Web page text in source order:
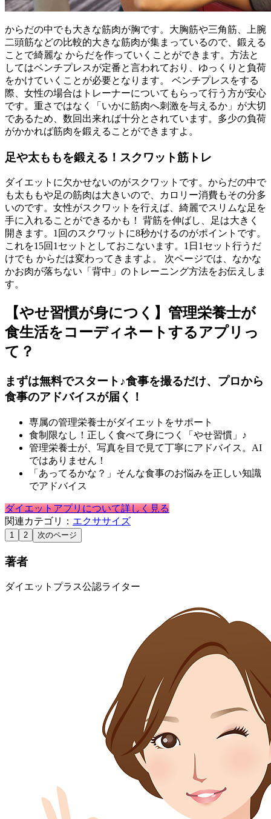
からだの中でも大きな筋肉が胸です。大胸筋や三角筋、上腕
二頭筋などの比較的大きな筋肉が集まっているので、鍛える
ことで綺麗な からだを作っていくことができます。方法と
してはベンチプレスが定番と言われており、ゆっくりと負荷
をかけていくことが必要となります。 ベンチプレスをする
際、女性の場合はトレーナーについてもらって行う方が安心
です。重さではなく「いかに筋肉へ刺激を与えるか」が大切
であるため、数回出来れば十分とされています。多少の負荷
がかかれば筋肉を鍛えることができますよ。
足や太ももを鍛える！スクワット筋トレ
ダイエットに欠かせないのがスクワットです。からだの中で
も太ももや足の筋肉は大きいので、カロリー消費もその分多
いのです。女性がスクワットを行えば、綺麗でスリムな足を
手に入れることができるかも！ 背筋を伸ばし、足は大きく
開きます。1回のスクワットに8秒かけるのがポイントです。
これを15回1セットとしておこないます。1日1セット行うだ
けでも からだは変わってきますよ。 次ページでは、なかな
かお肉が落ちない「背中」のトレーニング方法をお伝えしま
す。
【やせ習慣が身につく】管理栄養士が
食生活をコーディネートするアプリっ
て？
まずは無料でスタート♪食事を撮るだけ、プロから
食事のアドバイスが届く！
専属の管理栄養士がダイエットをサポート
食制限なし！正しく食べて身につく「やせ習慣」♪
管理栄養士が、写真を目で見て丁寧にアドバイス。AI
ではありません！
「あってるかな？」そんな食事のお悩みを正しい知識
でアドバイス
ダイエットアプリについて詳しく見る
関連カテゴリ： エクササイズ
1 2 次のページ
著者
ダイエットプラス公認ライター